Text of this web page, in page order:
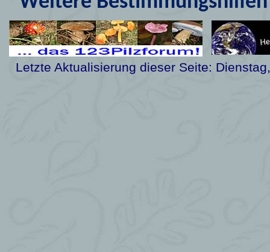
Letzte Aktualisierung dieser Seite: